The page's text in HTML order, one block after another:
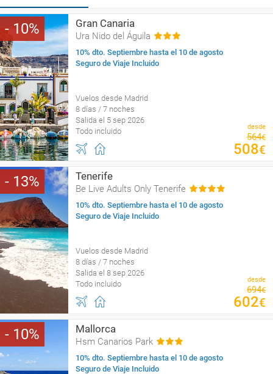
10 Gran Canaria
Ura Nido del Águila
10% dto. Septiembre hasta el 10 de agosto
Seguro de Viaje Incluido
Vuelos desde Madrid
8 días / 7 noches
Salida el 5 sep 2026
Todo incluido
desde
564€
508€
13 Tenerife
Be Live Adults Only Tenerife
10% dto. Septiembre hasta el 10 de agosto
Seguro de Viaje Incluido
Vuelos desde Madrid
8 días / 7 noches
Salida el 8 sep 2026
Todo incluido
desde
694€
602€
10 Mallorca
Hsm Canarios Park
10% dto. Septiembre hasta el 10 de agosto
Seguro de Viaje Incluido